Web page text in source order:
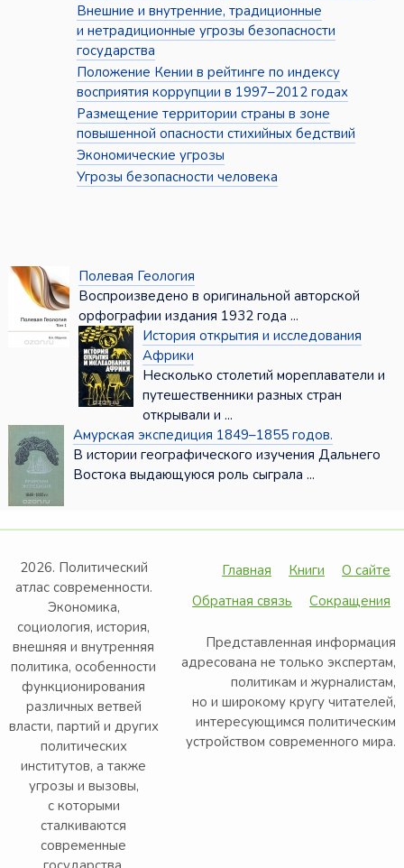
Внешние и внутренние, традиционные
и нетрадиционные угрозы безопасности
государства
Положение Кении в рейтинге по индексу
восприятия коррупции в 1997–2012 годах
Размещение территории страны в зоне
повышенной опасности стихийных бедствий
Экономические угрозы
Угрозы безопасности человека
Полевая Геология
Воспроизведено в оригинальной авторской
орфографии издания 1932 года ...
История открытия и исследования
Африки
Несколько столетий мореплаватели и
путешественники разных стран
открывали и ...
Амурская экспедиция 1849–1855 годов.
В истории географического изучения Дальнего
Востока выдающуюся роль сыграла ...
2026. Политический
атлас современности.
Экономика,
социология, история,
внешняя и внутренняя
политика, особенности
функционирования
различных ветвей
власти, партий и других
политических
институтов, а также
угрозы и вызовы,
с которыми
сталкиваются
современные
Главная Книги
О сайте
Обратная связь
Сокращения
Представленная информация
адресована не только экспертам,
политикам и журналистам,
но и широкому кругу читателей,
интересующимся политическим
устройством современного мира.